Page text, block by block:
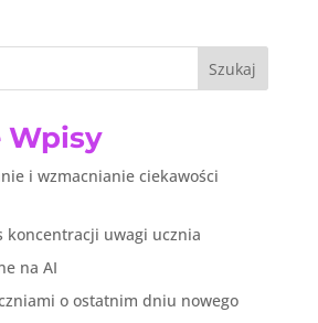
Szukaj
Wpisy
i wzmacnianie ciekawości
koncentracji uwagi ucznia
na AI
o ostatnim dniu nowego